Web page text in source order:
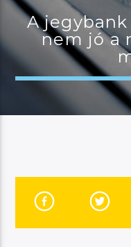
JELENLEGI MŰSOR
MANNA
08:00
Manna FM
A
nem jó a